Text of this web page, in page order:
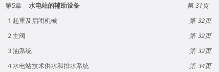
第5章
水电站的辅助设备
31
1 起重及启闭机械
32
2 主阀
32
3 油系统
32
4 水电站技术供水和排水系统
34